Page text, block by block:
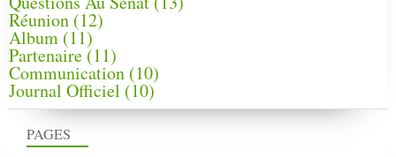
PAGES
Réunion (12)
Album (11)
Partenaire(11)
Communication (10)
Journal Officiel (10)